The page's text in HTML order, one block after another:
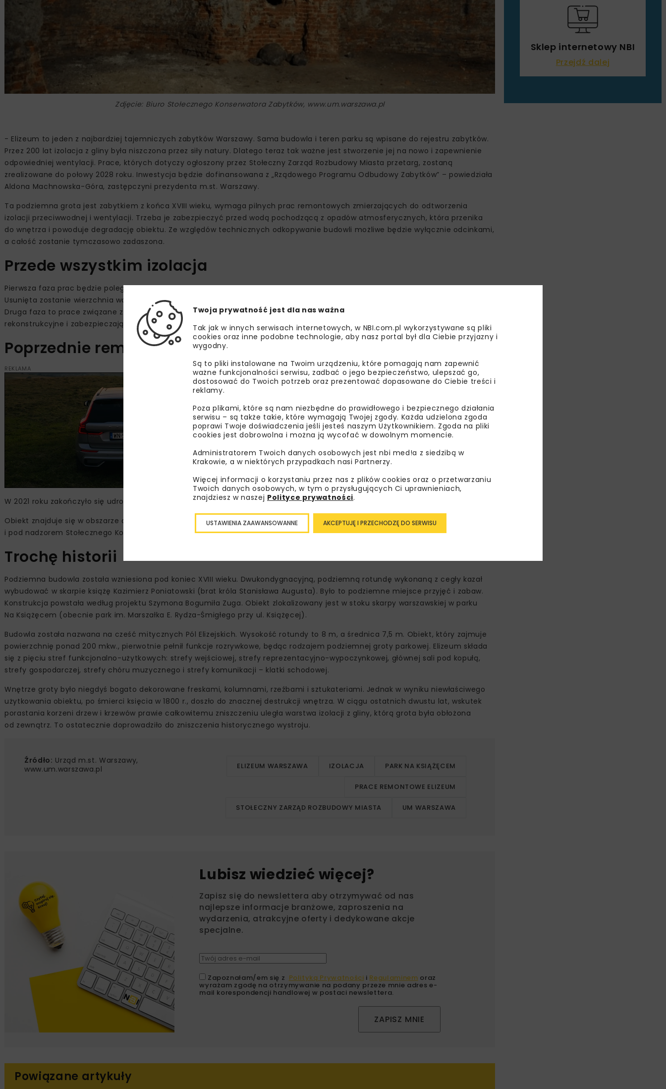
Zdjęcie: Biuro Stołecznego Konserwatora Zabytków, www.um.warszawa.pl
- Elizeum to jeden z najbardziej tajemniczych zabytków Warszawy. Sama budowla i teren parku są wpisane do rejestru zabytków.
Przez 200 lat izolacja z gliny była niszczona przez siły natury. Dlatego teraz tak ważne jest stworzenie jej na nowo i zapewnienie
odpowiedniej wentylacji. Prace, których dotyczy ogłoszony przez Stołeczny Zarząd Rozbudowy Miasta przetarg, zostaną
zrealizowane do połowy 2028 roku. Inwestycja będzie dofinansowana z „Rządowego Programu Odbudowy Zabytków” – powiedziała
Aldona Machnowska-Góra, zastępczyni prezydenta m.st. Warszawy.
Ta podziemna grota jest zabytkiem z końca XVIII wieku, wymaga pilnych prac remontowych zmierzających do odtworzenia
izolacji przeciwwodnej i wentylacji. Trzeba je zabezpieczyć przed wodą pochodzącą z opadów atmosferycznych, która przenika
do wnętrza i powoduje degradację obiektu. Ze względów technicznych odkopywanie budowli możliwe będzie wyłącznie odcinkami,
a całość zostanie tymczasowo zadaszona.
Przede wszystkim izolacja
Pierwsza faza prac będzie polegała na kontrolowanym osuszaniu zabytku i jego zabezpieczeniu przed wodami opadowymi.
Usunięta zostanie wierzchnia warstwa ziemi, oczyszczone, odgrzybione i wzmocnione zostaną mury oraz uzupełnione spoiny.
Druga faza to prace związane z odtworzeniem historycznej izolacji z gliny. Przeprowadzone będą także roboty budowlane,
rekonstrukcyjne i zabezpieczające.
Poprzednie remonty
REKLAMA
W 2021 roku zakończyło się udrożnianie górnego wejścia, co zapewniło lepszą wentylację historycznego obiektu.
Obiekt znajduje się w obszarze archeologicznym, dlatego prace prowadzone będą zgodnie z pozwoleniami konserwatorskimi
i pod nadzorem Stołecznego Konserwatora Zabytków.
Trochę historii
Podziemna budowla została wzniesiona pod koniec XVIII wieku. Dwukondygnacyjną, podziemną rotundę wykonaną z cegły kazał
wybudować w skarpie książę Kazimierz Poniatowski (brat króla Stanisława Augusta). Było to podziemne miejsce przyjęć i zabaw.
Konstrukcja powstała według projektu Szymona Bogumiła Zuga. Obiekt zlokalizowany jest w stoku skarpy warszawskiej w parku
Na Książęcem (obecnie park im. Marszałka E. Rydza-Śmigłego przy ul. Książęcej).
Budowla została nazwana na cześć mitycznych Pól Elizejskich. Wysokość rotundy to 8 m, a średnica 7,5 m. Obiekt, który zajmuje
powierzchnię ponad 200 mkw., pierwotnie pełnił funkcje rozrywkowe, będąc rodzajem podziemnej groty parkowej. Elizeum składa
się z pięciu stref funkcjonalno-użytkowych: strefy wejściowej, strefy reprezentacyjno-wypoczynkowej, głównej sali pod kopułą,
strefy gospodarczej, strefy chóru muzycznego i strefy komunikacji – klatki schodowej.
Wnętrze groty było niegdyś bogato dekorowane freskami, kolumnami, rzeźbami i sztukateriami. Jednak w wyniku niewłaściwego
użytkowania obiektu, po śmierci księcia w 1800 r., doszło do znacznej destrukcji wnętrza. W ciągu ostatnich dwustu lat, wskutek
porastania korzeni drzew i krzewów prawie całkowitemu zniszczeniu uległa warstwa izolacji z gliny, którą grota była obłożona
od zewnątrz. To ostatecznie doprowadziło do zniszczenia historycznego wystroju.
Źródło: Urząd m.st. Warszawy,
www.um.warszawa.pl
ELIZEUM WARSZAWA IZOLACJA PARK NA KSIĄŻĘCEM
PRACE REMONTOWE ELIZEUM
STOŁECZNY ZARZĄD ROZBUDOWY MIASTA UM WARSZAWA
Lubisz wiedzieć więcej?
Zapisz się do newslettera aby otrzymywać od nas
najlepsze informacje branżowe, zaproszenia na
wydarzenia, atrakcyjne oferty i dedykowane akcje
specjalne.
Zapoznałam/em się z Polityką Prywatności i Regulaminem oraz
wyrażam zgodę na otrzymywanie na podany przeze mnie adres e-
mail korespondencji handlowej w postaci newslettera.
ZAPISZ MNIE
Powiązane artykuły
Sklep internetowy NBI
Przejdź dalej
Twoja prywatność jest dla nas ważna
Tak jak w innych serwisach internetowych, w NBI.com.pl wykorzystywane są pliki
cookies oraz inne podobne technologie, aby nasz portal był dla Ciebie przyjazny i
wygodny.
Są to pliki instalowane na Twoim urządzeniu, które pomagają nam zapewnić
ważne funkcjonalności serwisu, zadbać o jego bezpieczeństwo, ulepszać go,
dostosować do Twoich potrzeb oraz prezentować dopasowane do Ciebie treści i
reklamy.
Poza plikami, które są nam niezbędne do prawidłowego i bezpiecznego działania
serwisu – są także takie, które wymagają Twojej zgody. Każda udzielona zgoda
poprawi Twoje doświadczenia jeśli jesteś naszym Użytkownikiem. Zgoda na pliki
cookies jest dobrowolna i można ją wycofać w dowolnym momencie.
Administratorem Twoich danych osobowych jest nbi med!a z siedzibą w
Krakowie, a w niektórych przypadkach nasi Partnerzy.
Więcej informacji o korzystaniu przez nas z plików cookies oraz o przetwarzaniu
Twoich danych osobowych, w tym o przysługujących Ci uprawnieniach,
znajdziesz w naszej Polityce prywatności.
AKCEPTUJĘ I PRZECHODZĘ DO SERWISU
USTAWIENIA ZAAWANSOWANNE